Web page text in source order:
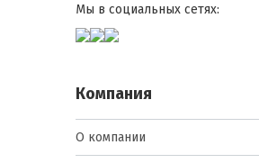
Мы в социальных сетях:
Компания
О компании